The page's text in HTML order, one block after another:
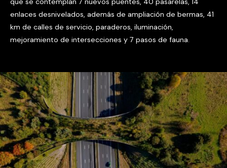
enlaces desnivelados, además de ampliación de bermas, 41
km de calles de servicio, paraderos, iluminación,
mejoramiento de intersecciones y 7 pasos de fauna.